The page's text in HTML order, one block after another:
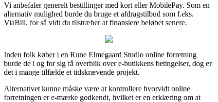
Vi anbefaler generelt bestillinger med kort eller MobilePay. Som en
alternativ mulighed burde du bruge et afdragstilbud som f.eks.
ViaBill, for så vidt du tilstræber at finansiere beløbet senere.
Inden folk køber i en Rune Elmegaard Studio online forretning
burde de i og for sig få overblik over e-butikkens betingelser, dog er
det i mange tilfælde et tidskrævende projekt.
Alternativet kunne måske være at kontrollere hvorvidt online
forretningen er e-mærke godkendt, hvilket er en erklæring om at